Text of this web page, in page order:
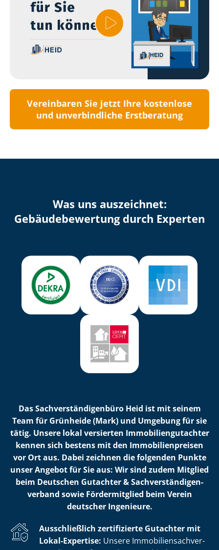
Vereinbaren Sie jetzt Ihre kostenlose
und unverbindliche Erstberatung
Was uns auszeichnet:
Ge­bäu­de­be­wer­tung durch Experten
Das Sach­ver­stän­di­gen­bü­ro Heid ist mit seinem
Team für Grünheide (Mark) und Umgebung für sie
tätig. Unsere lokal versierten Im­mo­bi­li­en­gut­ach­ter
kennen sich bestens mit den Im­mo­bi­li­en­prei­sen
vor Ort aus. Dabei zeichnen die folgenden Punkte
unser Angebot für Sie aus: Wir sind zudem Mitglied
beim Deutschen Gutachter & Sach­ver­stän­di­gen­
ver­band sowie Fördermitglied beim Verein
deutscher Ingenieure.
Ausschließlich zertifizierte Gutachter mit
Lokal-Expertise: Unsere Im­mo­bi­li­en­sach­ver­